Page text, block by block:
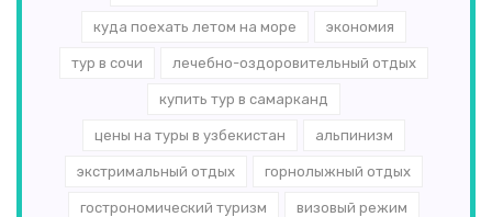
куда поехать летом на море экономия
тур в сочи лечебно-оздоровительный отдых
купить тур в самарканд
цены на туры в узбекистан альпинизм
экстримальный отдых горнолыжный отдых
гострономический туризм визовый режим